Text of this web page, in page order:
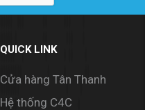
QUICK LINK
Cửa hàng Tân Thanh
Hệ thống C4C